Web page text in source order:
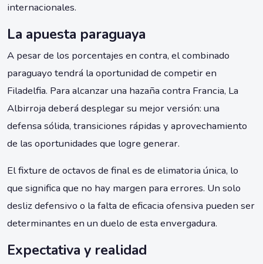
internacionales.
La apuesta paraguaya
A pesar de los porcentajes en contra, el combinado
paraguayo tendrá la oportunidad de competir en
Filadelfia. Para alcanzar una hazaña contra Francia, La
Albirroja deberá desplegar su mejor versión: una
defensa sólida, transiciones rápidas y aprovechamiento
de las oportunidades que logre generar.
El fixture de octavos de final es de elimatoria única, lo
que significa que no hay margen para errores. Un solo
desliz defensivo o la falta de eficacia ofensiva pueden ser
determinantes en un duelo de esta envergadura.
Expectativa y realidad